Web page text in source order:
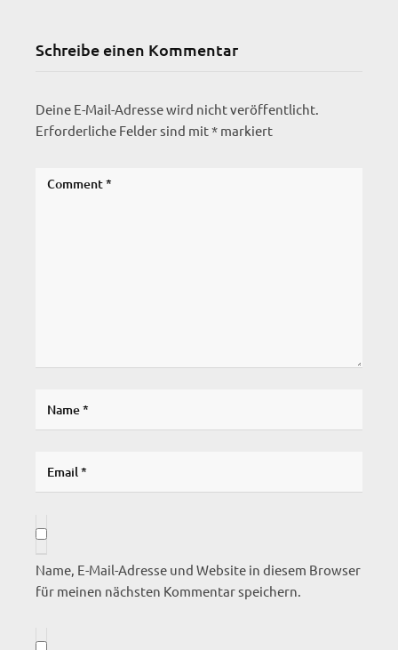
Schreibe einen Kommentar
Deine E-Mail-Adresse wird nicht veröffentlicht.
Erforderliche Felder sind mit* markiert
Name, E-Mail-Adresse und Website in diesem Browser
für meinen nächsten Kommentar speichern.